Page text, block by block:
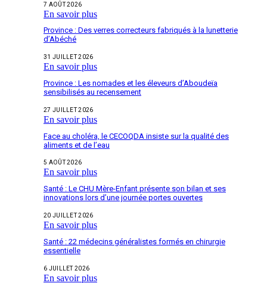
7 AOÛT 2026
En savoir plus
Province : Des verres correcteurs fabriqués à la lunetterie
d’Abéché
31 JUILLET 2026
En savoir plus
Province : Les nomades et les éleveurs d’Aboudeïa
sensibilisés au recensement
27 JUILLET 2026
En savoir plus
Face au choléra, le CECOQDA insiste sur la qualité des
aliments et de l’eau
5 AOÛT 2026
En savoir plus
Santé : Le CHU Mère-Enfant présente son bilan et ses
innovations lors d’une journée portes ouvertes
20 JUILLET 2026
En savoir plus
Santé : 22 médecins généralistes formés en chirurgie
essentielle
6 JUILLET 2026
En savoir plus